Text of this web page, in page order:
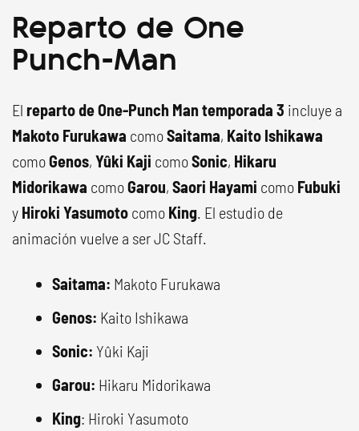
Reparto de One
Punch-Man
El reparto de One-Punch Man temporada 3 incluye a
Makoto Furukawa comoSaitama, Kaito Ishikawa
comoGenos, Yûki Kaji comoSonic, Hikaru
Midorikawa comoGarou, Saori Hayami como Fubuki
y Hiroki Yasumoto como King. El estudio de
animación vuelve a ser JC Staff.
Saitama: Makoto Furukawa
Genos: Kaito Ishikawa
Sonic: Yûki Kaji
Garou: Hikaru Midorikawa
King: Hiroki Yasumoto